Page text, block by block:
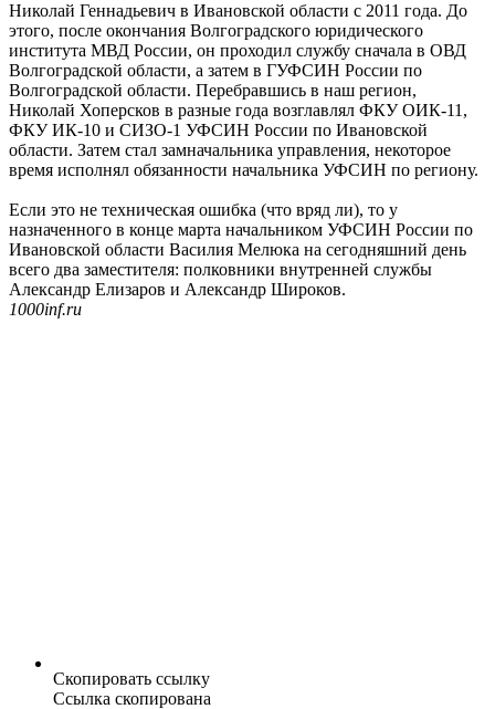
Николай Геннадьевич в Ивановской области с 2011 года. До
этого, после окончания Волгоградского юридического
института МВД России, он проходил службу сначала в ОВД
Волгоградской области, а затем в ГУФСИН России по
Волгоградской области. Перебравшись в наш регион,
Николай Хоперсков в разные года возглавлял ФКУ ОИК-11,
ФКУ ИК-10 и СИЗО-1 УФСИН России по Ивановской
области. Затем стал замначальника управления, некоторое
время исполнял обязанности начальника УФСИН по региону.
Если это не техническая ошибка (что вряд ли), то у
назначенного в конце марта начальником УФСИН России по
Ивановской области Василия Мелюка на сегодняшний день
всего два заместителя: полковники внутренней службы
Александр Елизаров и Александр Широков.
1000inf.ru
Скопировать ссылку
Ссылка скопирована